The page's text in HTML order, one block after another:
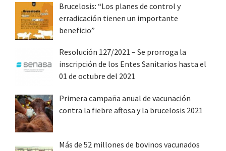
Brucelosis: “Los planes de control y
erradicación tienen un importante
beneficio”
Resolución 127/2021 – Se prorroga la
inscripción de los Entes Sanitarios hasta el
01 de octubre del 2021
Primera campaña anual de vacunación
contra la fiebre aftosa y la brucelosis 2021
Más de 52 millones de bovinos vacunados